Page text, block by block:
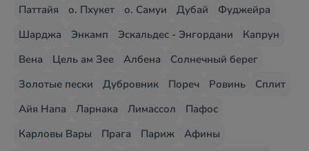
Паттайя
о. Пхукет о. Самуи Дубай
Фуджейра
Шарджа
Энкамп Эскальдес - Энгордани
Капрун
Вена
Цель ам Зее Албена
Солнечный берег
Золотые пески
Дубровник Пореч Ровинь
Сплит
Айя Напа
Ларнака Лимассол
Пафос
Карловы Вары
Прага Париж
Афины